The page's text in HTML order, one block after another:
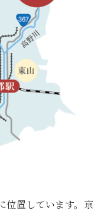
置しています。 京